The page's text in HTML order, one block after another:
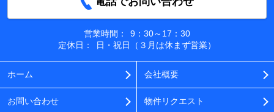
営業時間：
9：30～17：30
定休日：
日・祝日（３月は休まず営業）
ホーム 会社概要
お問い合わせ 物件リクエスト